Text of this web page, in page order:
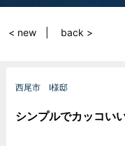
< new back >
西尾市 I様邸
シンプルでカッコい